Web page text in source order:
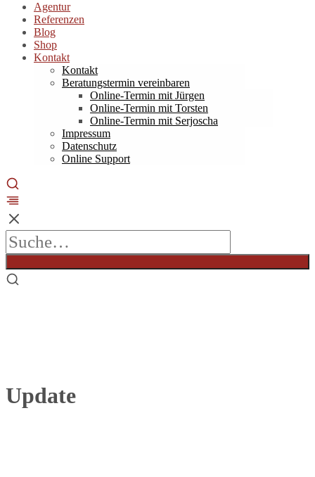
Agentur
Referenzen
Blog
Shop
Kontakt
Kontakt
Beratungstermin vereinbaren
Online-Termin mit Jürgen
Online-Termin mit Torsten
Online-Termin mit Serjoscha
Impressum
Datenschutz
Online Support
Update